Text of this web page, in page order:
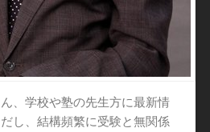
、学校や塾の先生方に最新情
し、結構頻繁に受験と無関係